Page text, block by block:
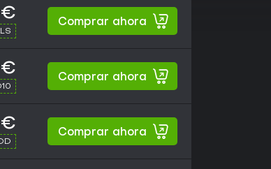
€
Comprar ahora
€
Comprar ahora
€
Comprar ahora